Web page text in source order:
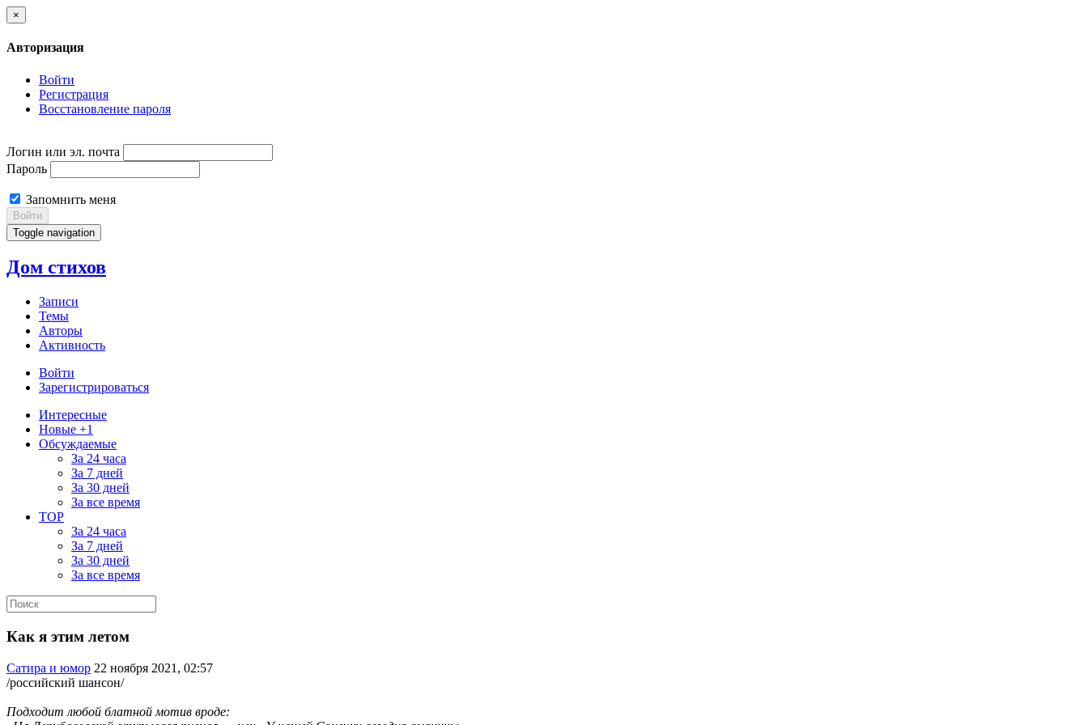
×
Авторизация
Войти
Регистрация
Восстановление пароля
Логин или эл. почта
Пароль
Запомнить меня
Войти
Toggle navigation
Дом стихов
Записи
Темы
Авторы
Активность
Войти
Зарегистрироваться
Интересные
Новые +1
Обсуждаемые
За 24 часа
За 7 дней
За 30 дней
За все время
TOP
За 24 часа
За 7 дней
За 30 дней
За все время
Как я этим летом
Сатира и юмор 22 ноября 2021, 02:57
/российский шансон/
Подходит любой блатной мотив вроде: